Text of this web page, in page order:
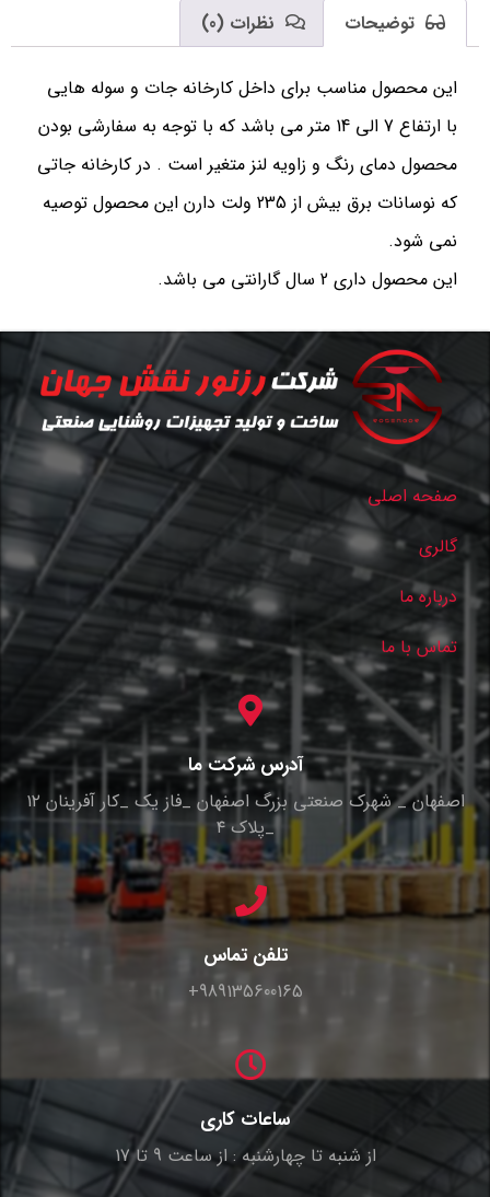
توضیحات نظرات (0)
این محصول مناسب برای داخل کارخانه جات و سوله هایی
با ارتفاع 7 الی 14 متر می باشد که با توجه به سفارشی بودن
محصول دمای رنگ و زاویه لنز متغیر است . در کارخانه جاتی
که نوسانات برق بیش از 235 ولت دارن این محصول توصیه
نمی شود.
این محصول داری 2 سال گارانتی می باشد.
صفحه اصلی
گالری
درباره ما
تماس با ما
آدرس شرکت ما
اصفهان _ شهرک صنعتی بزرگ اصفهان _فاز یک _کار آفرینان ۱۲
_پلاک ۴
تلفن تماس
989135600165+
ساعات کاری
از شنبه تا چهارشنبه : از ساعت 9 تا 17